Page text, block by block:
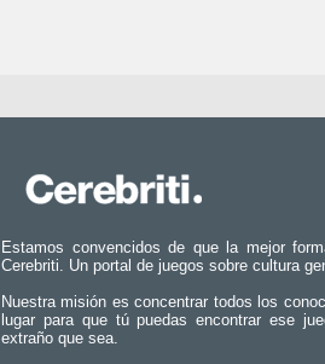
Estamos convencidos de que la mejor
Cerebriti. Un portal de juegos sobre cultura
Nuestra misión es concentrar todos los
lugar para que tú puedas encontrar ese
extraño que sea.